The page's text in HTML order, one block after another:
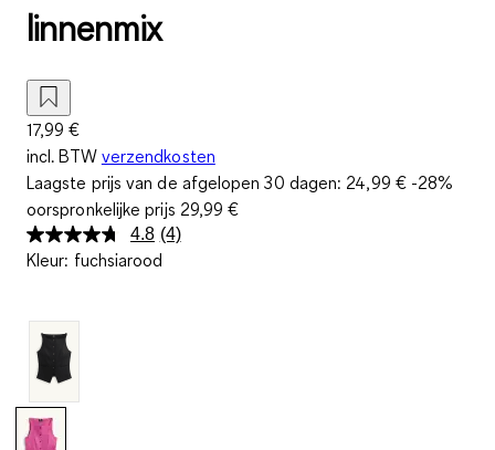
linnenmix
17,99 €
incl. BTW verzendkosten
Laagste prijs van de afgelopen 30 dagen: 24,99 €-28%
oorspronkelijke prijs 29,99 €
4.8 Lees
4
(4)
Kleur: fuchsiarood